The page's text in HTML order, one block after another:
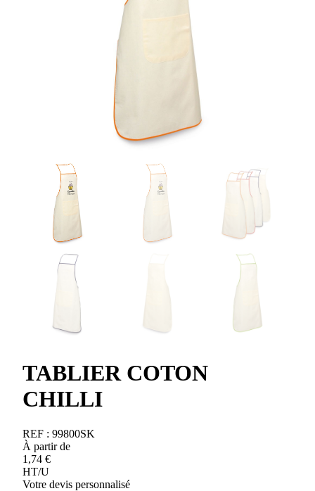
TABLIER COTON
CHILLI
REF : 99800SK
À partir de
1,74 €
HT/U
Votre devis personnalisé